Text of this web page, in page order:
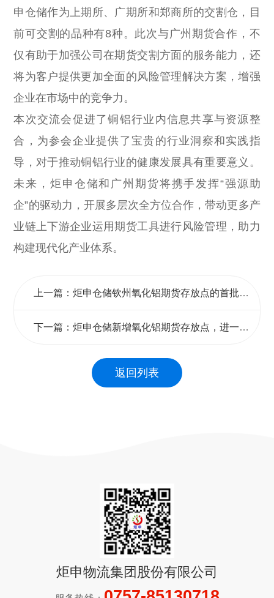
申仓储作为上期所、广期所和郑商所的交割仓，目
前可交割的品种有8种。此次与广州期货合作，不
仅有助于加强公司在期货交割方面的服务能力，还
将为客户提供更加全面的风险管理解决方案，增强
企业在市场中的竞争力。
本次交流会促进了铜铝行业内信息共享与资源整
合，为参会企业提供了宝贵的行业洞察和实践指
导，对于推动铜铝行业的健康发展具有重要意义。
未来，炬申仓储和广州期货将携手发挥“强源助
企”的驱动力，开展多层次全方位合作，带动更多产
业链上下游企业运用期货工具进行风险管理，助力
构建现代化产业体系。
上一篇：炬申仓储钦州氧化铝期货存放点的首批仓单成功生成
下一篇：炬申仓储新增氧化铝期货存放点，进一步扩大交割品种核定库容
返回列表
炬申物流集团股份有限公司